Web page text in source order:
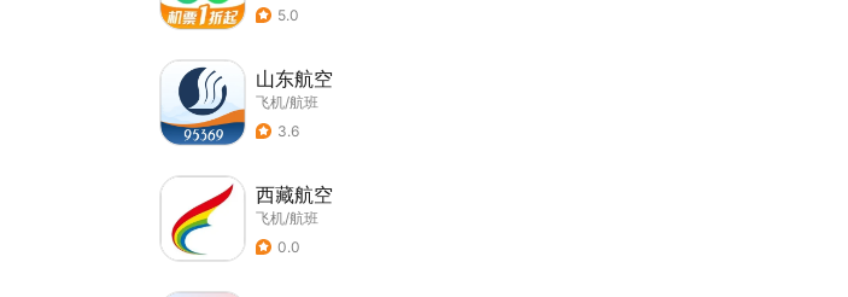
5.0
山东航空
飞机/航班
3.6
西藏航空
飞机/航班
0.0